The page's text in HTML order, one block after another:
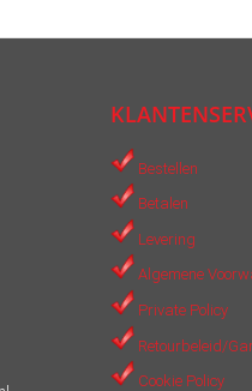
Bestellen
Betalen
Levering
Algemene
Private Policy
Retourbeleid/
Cookie Policy